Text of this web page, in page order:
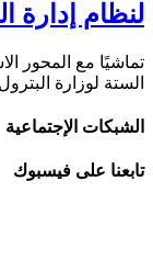
لنظام إدارة
تماشيًا مع المحور
الستة لوزارة
الشبكات الإجتماعية
تابعنا على فيسبوك